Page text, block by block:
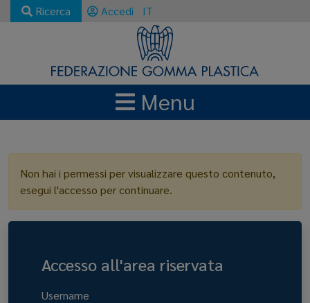
Ricerca Accedi IT
Menu
Non hai i permessi per visualizzare questo contenuto,
esegui l'accesso per continuare.
Accesso all'area riservata
Username